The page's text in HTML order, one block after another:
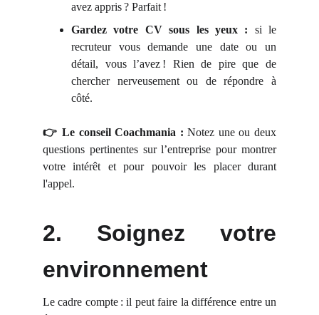
avez appris ? Parfait !
Gardez votre CV sous les yeux : si le
recruteur vous demande une date ou un
détail, vous l’avez ! Rien de pire que de
chercher nerveusement ou de répondre à
côté.
👉 Le conseil Coachmania :Notez une ou deux
questions pertinentes sur l’entreprise pour montrer
votre intérêt et pour pouvoir les placer durant
l'appel.
2. Soignez votre
environnement
Le cadre compte : il peut faire la différence entre un